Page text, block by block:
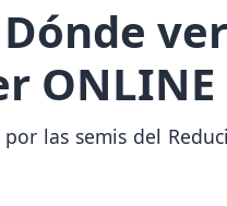
ONLINE
las semis del